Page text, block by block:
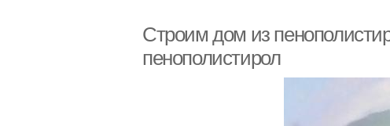
Строим дом из
пенополистирол